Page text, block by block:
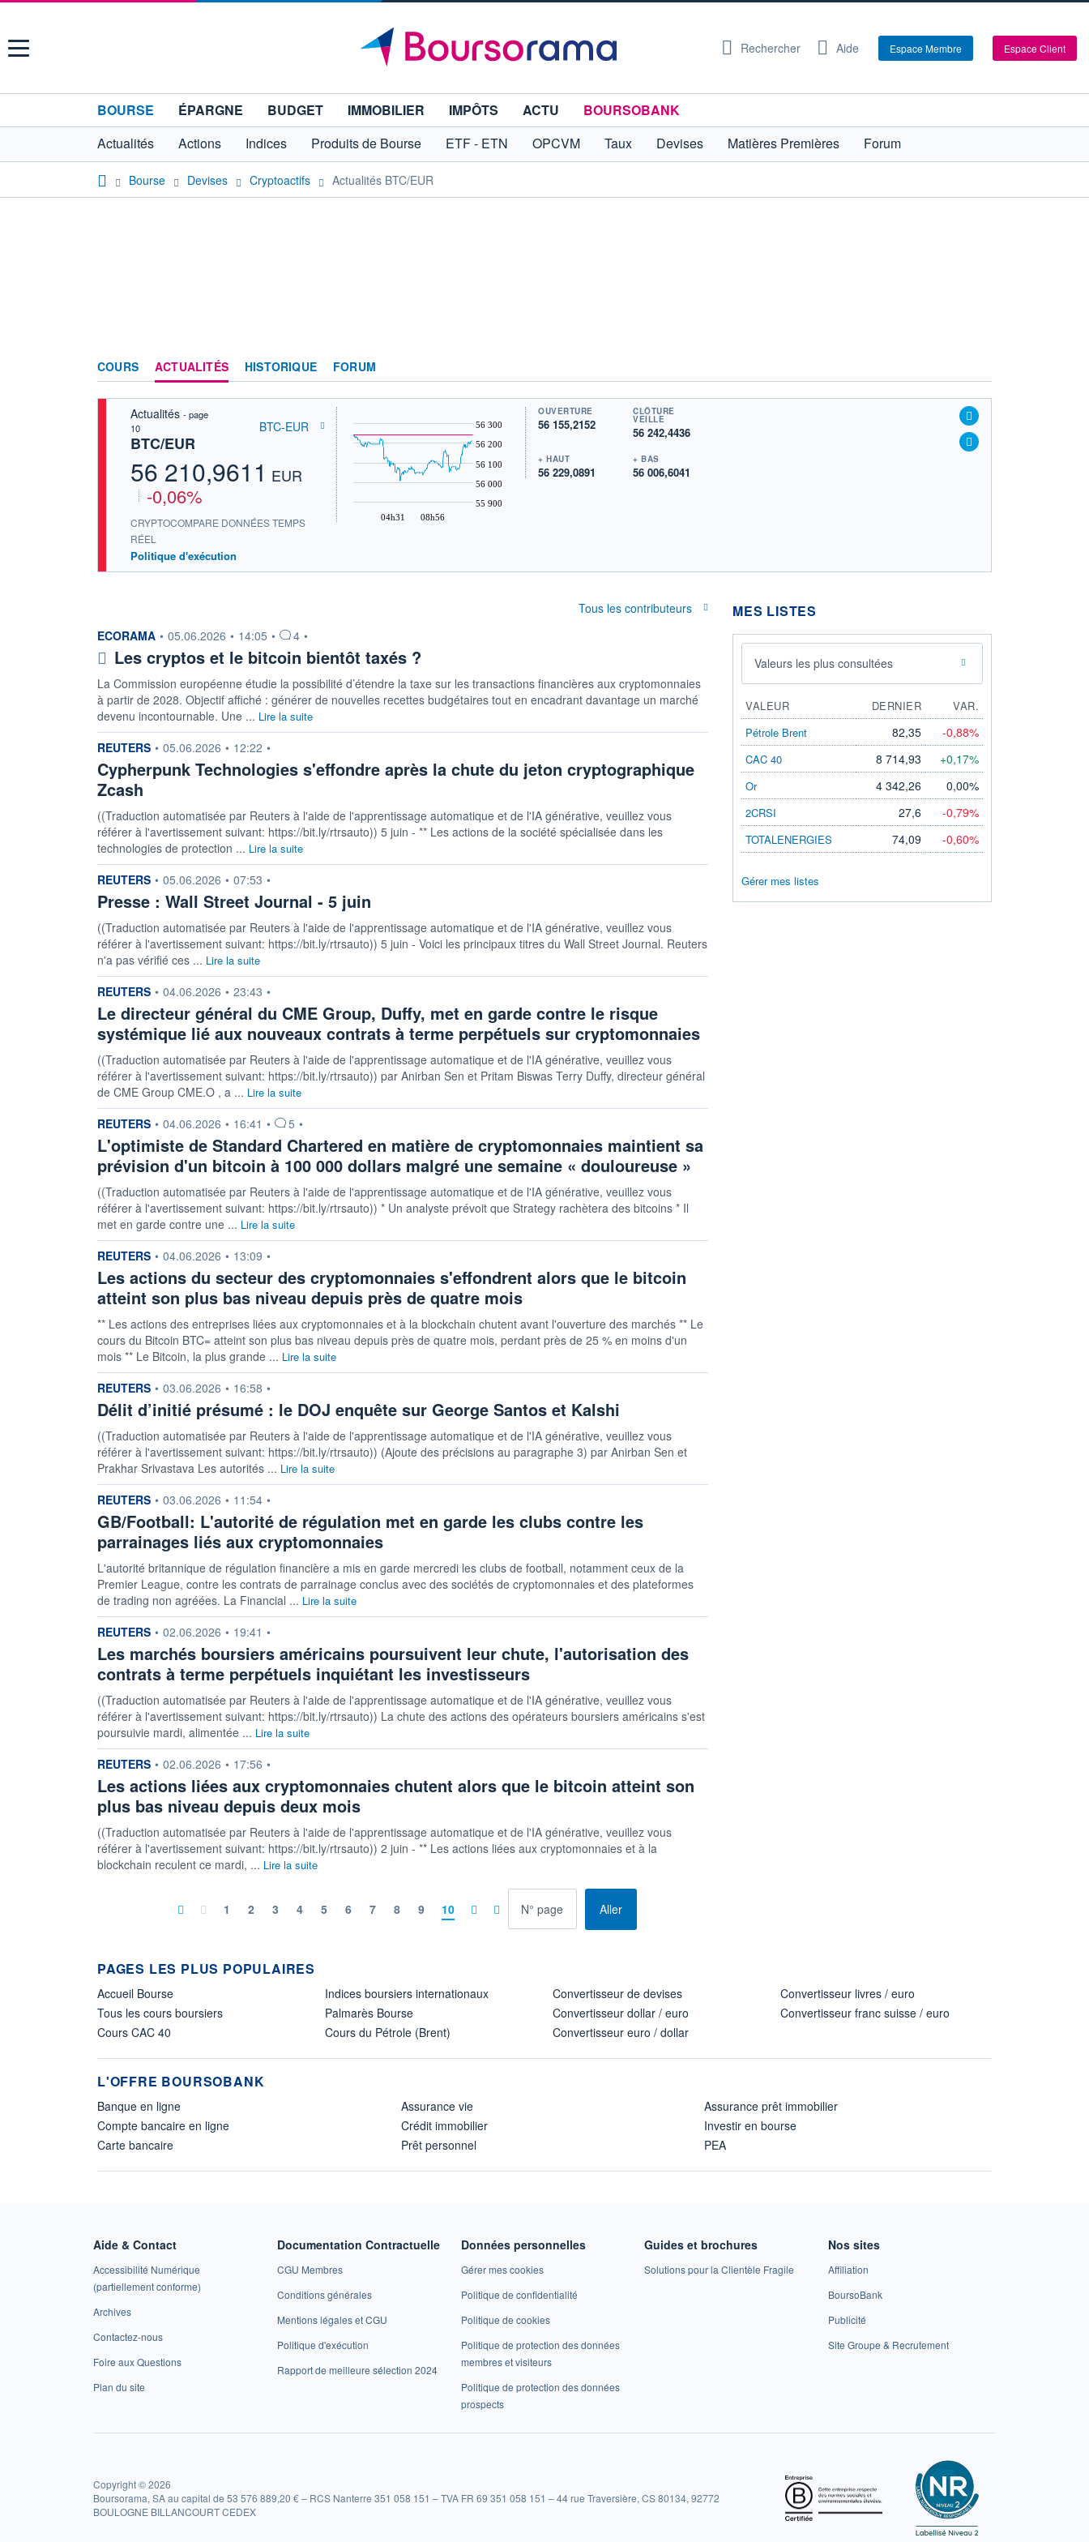
Menu Rechercher Aide Espace Membre Espace Client
BOURSE ÉPARGNE BUDGET IMMOBILIER IMPÔTS ACTU
BOURSOBANK
Actualités
Actions Indices Produits de Bourse ETF - ETN OPCVM Taux Devises Matières Premières Forum
Bourse Devises Cryptoactifs Actualités BTC/EUR
COURS ACTUALITÉS HISTORIQUE FORUM
Actualités - page
10
BTC/EUR
BTC-EUR
56 210,9611 EUR
-0,06%
CRYPTOCOMPARE DONNÉES TEMPS
RÉEL
Politique d'exécution
04h31 08h56
55 900
56 000
56 100
56 200
56 300
OUVERTURE
56 155,2152
CLÔTURE
VEILLE
56 242,4436
+ HAUT
56 229,0891
+ BAS
56 006,6041
Tous les contributeurs
information fournie par
ECORAMA • 05.06.2026 • 14:05 • 4 •
Les cryptos et le bitcoin bientôt taxés ?
La Commission européenne étudie la possibilité d’étendre la taxe sur les transactions financières aux cryptomonnaies
à partir de 2028. Objectif affiché : générer de nouvelles recettes budgétaires tout en encadrant davantage un marché
devenu incontournable. Une ... Lire la suite
information fournie par
REUTERS • 05.06.2026 • 12:22 •
Cypherpunk Technologies s'effondre après la chute du jeton cryptographique
Zcash
((Traduction automatisée par Reuters à l'aide de l'apprentissage automatique et de l'IA générative, veuillez vous
référer à l'avertissement suivant: https://bit.ly/rtrsauto)) 5 juin - ** Les actions de la société spécialisée dans les
technologies de protection ... Lire la suite
information fournie par
REUTERS • 05.06.2026 • 07:53 •
Presse : Wall Street Journal - 5 juin
((Traduction automatisée par Reuters à l'aide de l'apprentissage automatique et de l'IA générative, veuillez vous
référer à l'avertissement suivant: https://bit.ly/rtrsauto)) 5 juin - Voici les principaux titres du Wall Street Journal. Reuters
n'a pas vérifié ces ... Lire la suite
information fournie par
REUTERS • 04.06.2026 • 23:43 •
Le directeur général du CME Group, Duffy, met en garde contre le risque
systémique lié aux nouveaux contrats à terme perpétuels sur cryptomonnaies
((Traduction automatisée par Reuters à l'aide de l'apprentissage automatique et de l'IA générative, veuillez vous
référer à l'avertissement suivant: https://bit.ly/rtrsauto)) par Anirban Sen et Pritam Biswas Terry Duffy, directeur général
de CME Group CME.O , a ... Lire la suite
information fournie par
REUTERS • 04.06.2026 • 16:41 • 5 •
L'optimiste de Standard Chartered en matière de cryptomonnaies maintient sa
prévision d'un bitcoin à 100 000 dollars malgré une semaine « douloureuse »
((Traduction automatisée par Reuters à l'aide de l'apprentissage automatique et de l'IA générative, veuillez vous
référer à l'avertissement suivant: https://bit.ly/rtrsauto)) * Un analyste prévoit que Strategy rachètera des bitcoins * Il
met en garde contre une ... Lire la suite
information fournie par
REUTERS • 04.06.2026 • 13:09 •
Les actions du secteur des cryptomonnaies s'effondrent alors que le bitcoin
atteint son plus bas niveau depuis près de quatre mois
** Les actions des entreprises liées aux cryptomonnaies et à la blockchain chutent avant l'ouverture des marchés ** Le
cours du Bitcoin BTC= atteint son plus bas niveau depuis près de quatre mois, perdant près de 25 % en moins d'un
mois ** Le Bitcoin, la plus grande ... Lire la suite
information fournie par
REUTERS • 03.06.2026 • 16:58 •
Délit d’initié présumé : le DOJ enquête sur George Santos et Kalshi
((Traduction automatisée par Reuters à l'aide de l'apprentissage automatique et de l'IA générative, veuillez vous
référer à l'avertissement suivant: https://bit.ly/rtrsauto)) (Ajoute des précisions au paragraphe 3) par Anirban Sen et
Prakhar Srivastava Les autorités ... Lire la suite
information fournie par
REUTERS • 03.06.2026 • 11:54 •
GB/Football: L'autorité de régulation met en garde les clubs contre les
parrainages liés aux cryptomonnaies
L'autorité britannique de régulation financière ‌a mis en garde mercredi les clubs de football, notamment ceux de la ​
Premier League, contre les contrats de parrainage conclus avec des sociétés de cryptomonnaies et des plateformes
de trading non agréées. La Financial ... Lire la suite
information fournie par
REUTERS • 02.06.2026 • 19:41 •
Les marchés boursiers américains poursuivent leur chute, l'autorisation des
contrats à terme perpétuels inquiétant les investisseurs
((Traduction automatisée par Reuters à l'aide de l'apprentissage automatique et de l'IA générative, veuillez vous
référer à l'avertissement suivant: https://bit.ly/rtrsauto)) La chute des actions des opérateurs boursiers américains s'est
poursuivie mardi, alimentée ... Lire la suite
information fournie par
REUTERS • 02.06.2026 • 17:56 •
Les actions liées aux cryptomonnaies chutent alors que le bitcoin atteint son
plus bas niveau depuis deux mois
((Traduction automatisée par Reuters à l'aide de l'apprentissage automatique et de l'IA générative, veuillez vous
référer à l'avertissement suivant: https://bit.ly/rtrsauto)) 2 juin - ** Les actions liées aux cryptomonnaies et à la
blockchain reculent ce mardi, ... Lire la suite
1 2 3 4 5 6 7 8 9 10 Allerà la page
MES LISTES
Valeurs les plus consultées
VALEUR DERNIER
VAR.
Pétrole Brent
82,35 -0,88%
CAC 40 8 714,93 +0,17%
Or 4 342,26 0,00%
2CRSI 27,6 -0,79%
TOTALENERGIES 74,09 -0,60%
Gérer mes listes
PAGES LES PLUS POPULAIRES
Accueil Bourse
Tous les cours boursiers
Cours CAC 40
Indices boursiers internationaux
Palmarès Bourse
Cours du Pétrole (Brent)
Convertisseur de devises
Convertisseur dollar / euro
Convertisseur euro / dollar
Convertisseur livres / euro
Convertisseur franc suisse / euro
L'OFFRE BOURSOBANK
Banque en ligne
Compte bancaire en ligne
Carte bancaire
Assurance vie
Crédit immobilier
Prêt personnel
Assurance prêt immobilier
Investir en bourse
PEA
Aide & Contact
Accessibilité Numérique
(partiellement conforme)
Archives
Contactez-nous
Foire aux Questions
Plan du site
Documentation Contractuelle
CGU Membres
Conditions générales
Mentions légales et CGU
Politique d'exécution
Rapport de meilleure sélection 2024
Données personnelles
Gérer mes cookies
Politique de confidentialité
Politique de cookies
Politique de protection des données
membres et visiteurs
Politique de protection des données
prospects
Guides et brochures
Solutions pour la Clientèle Fragile
Nos sites
Affiliation
BoursoBank
Publicité
Site Groupe & Recrutement
Copyright © 2026
Boursorama, SA au capital de 53 576 889,20 € – RCS Nanterre 351 058 151 – TVA FR 69 351 058 151 – 44 rue Traversière, CS 80134, 92772
BOULOGNE BILLANCOURT CEDEX